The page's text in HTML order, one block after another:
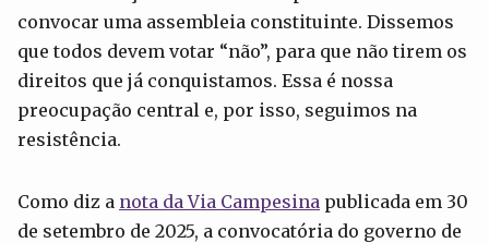
convocar uma assembleia constituinte. Dissemos
que todos devem votar “não”, para que não tirem os
direitos que já conquistamos. Essa é nossa
preocupação central e, por isso, seguimos na
resistência.
Como diz a nota da Via Campesina publicada em 30
de setembro de 2025, a convocatória do governo de